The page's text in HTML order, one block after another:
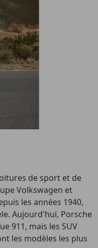
de sport et de
Volkswagen et
les années 1940,
Aujourd'hui, Porsche
911, mais les SUV
les modèles les plus